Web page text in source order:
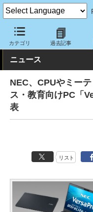
カテゴリ 過去記事
クラウド Watch ハード・
ニュース
NEC、CPUやミー
ス・教育向けPC「
表
リスト